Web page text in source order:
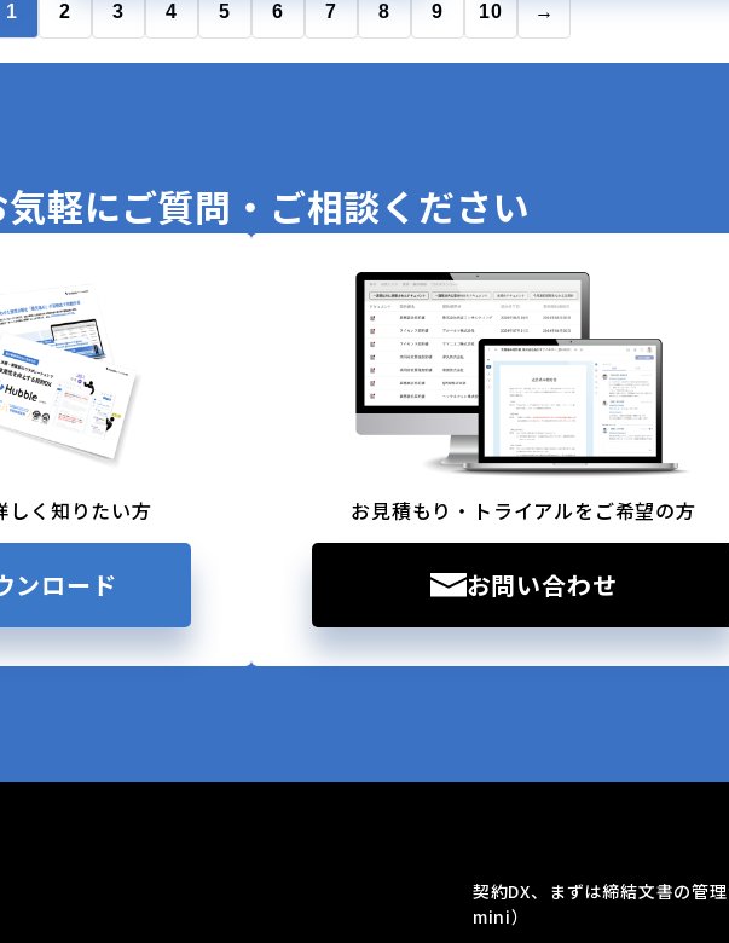
1 2 3 4 5 6 7 8 9 10 →
気軽にご質問・ご相談ください
しく知りたい方
ンロード
お見積もり・トライアルをご希望の方
お問い合わせ
契約DX、まずは締結文書の管
mini）